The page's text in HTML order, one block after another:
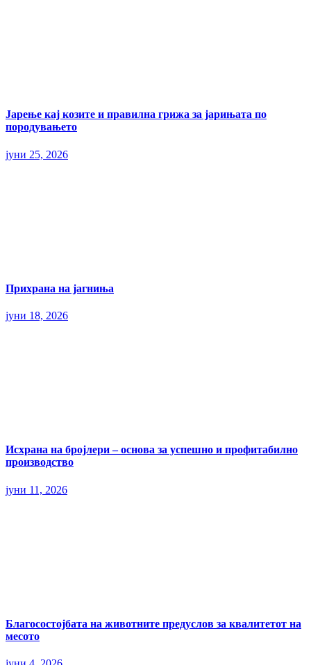
Јарење кај козите и правилна грижа за јарињата по
породувањето
јуни 25, 2026
Прихрана на јагниња
јуни 18, 2026
Исхрана на бројлери – основа за успешно и профитабилно
производство
јуни 11, 2026
Благосостојбата на животните предуслов за квалитетот на
месото